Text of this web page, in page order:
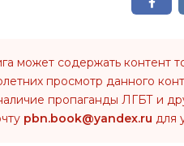
может содержать контент
просмотр данного
пропаганды ЛГБТ и
pbn.book@yandex.ru для